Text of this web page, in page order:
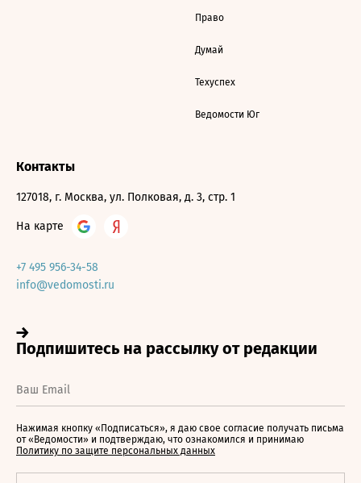
Право
Думай
Техуспех
Ведомости Юг
Контакты
127018, г. Москва, ул. Полковая, д. 3, стр. 1
На карте
+7 495 956-34-58
info@vedomosti.ru
Нажимая кнопку «Подписаться», я даю свое согласие получать письма
от «Ведомости» и подтверждаю, что ознакомился и принимаю
Политику по защите персональных данных